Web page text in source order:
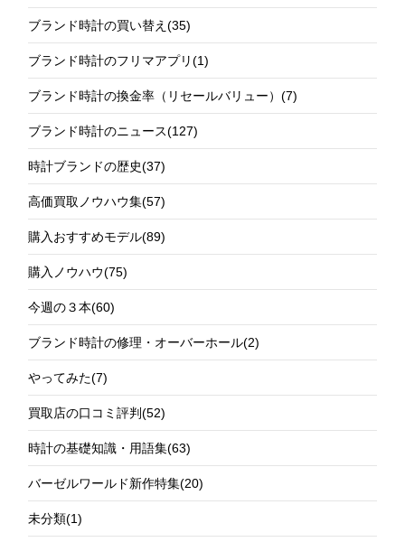
ブランド時計の買い替え(35)
ブランド時計のフリマアプリ(1)
ブランド時計の換金率（リセールバリュー）(7)
ブランド時計のニュース(127)
時計ブランドの歴史(37)
高価買取ノウハウ集(57)
購入おすすめモデル(89)
購入ノウハウ(75)
今週の３本(60)
ブランド時計の修理・オーバーホール(2)
やってみた(7)
買取店の口コミ評判(52)
時計の基礎知識・用語集(63)
バーゼルワールド新作特集(20)
未分類(1)